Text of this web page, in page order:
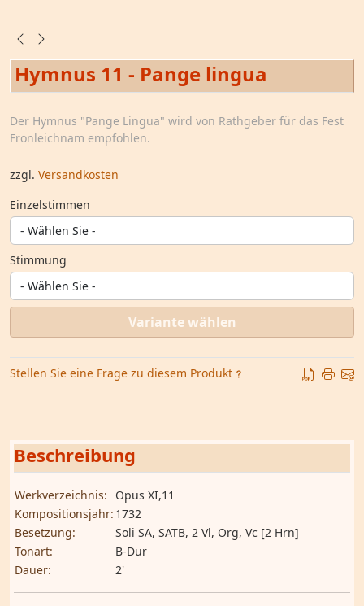
Hymnus 11 - Pange lingua
Der Hymnus "Pange Lingua" wird von Rathgeber für das Fest
Fronleichnam empfohlen.
zzgl. Versandkosten
Einzelstimmen
Stimmung
Variante wählen
Stellen Sie eine Frage zu diesem Produkt
Beschreibung
Werkverzeichnis:
Opus XI,11
Kompositionsjahr: 1732
Besetzung:
Soli SA, SATB, 2 Vl, Org, Vc [2 Hrn]
Tonart:
B-Dur
Dauer:
2'